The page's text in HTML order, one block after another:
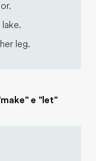
leg.
e "let"